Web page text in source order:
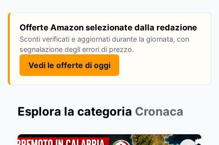
Offerte Amazon selezionate dalla redazione
Sconti verificati e aggiornati durante la giornata, con
segnalazione degli errori di prezzo.
Vedi le offerte di oggi
Esplora la categoria Cronaca